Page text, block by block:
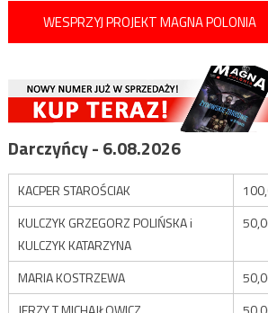
WESPRZYJ PROJEKT MAGNA POLONIA
Darczyńcy - 6.08.2026
KACPER STAROŚCIAK
KULCZYK GRZEGORZ POLIŃSKA i
KULCZYK KATARZYNA
MARIA KOSTRZEWA